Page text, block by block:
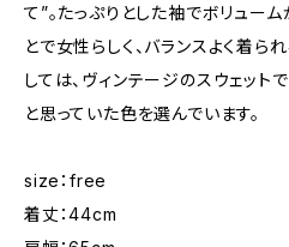
て”。たっぷりとした袖でボリュー
とで女性らしく、バランスよく着ら
しては、ヴィンテージのスウェット
と思っていた色を選んでいます。
size：free
着丈：44cm